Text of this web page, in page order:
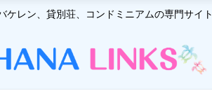
ケレン、貸別荘、コンドミニアムの専門サイト